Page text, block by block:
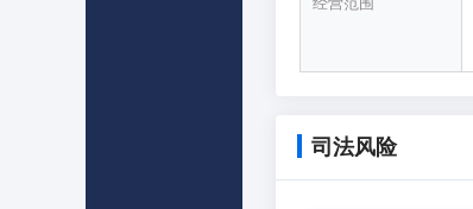
司法风险